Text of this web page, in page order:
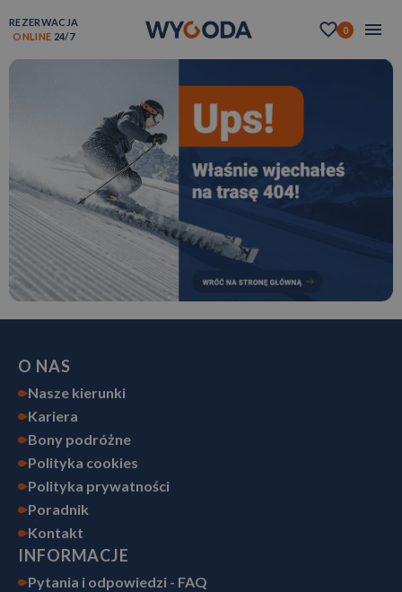
REZERWACJA
ONLINE 24/7
0
O NAS
Nasze kierunki
Kariera
Bony podróżne
Polityka cookies
Polityka prywatności
Poradnik
Kontakt
INFORMACJE
Pytania i odpowiedzi - FAQ